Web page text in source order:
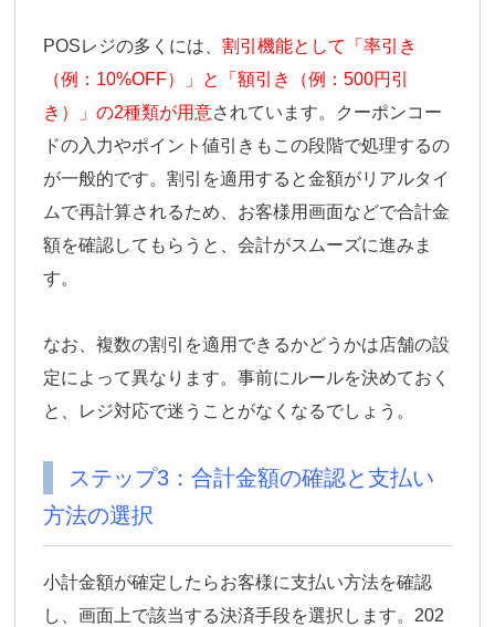
POSレジの多くには、割引機能として「率引き
（例：10%OFF）」と「額引き（例：500円引
き）」の2種類が用意されています。クーポンコー
ドの入力やポイント値引きもこの段階で処理するの
が一般的です。割引を適用すると金額がリアルタイ
ムで再計算されるため、お客様用画面などで合計金
額を確認してもらうと、会計がスムーズに進みま
す。
なお、複数の割引を適用できるかどうかは店舗の設
定によって異なります。事前にルールを決めておく
と、レジ対応で迷うことがなくなるでしょう。
ステップ3：合計金額の確認と支払い
方法の選択
小計金額が確定したらお客様に支払い方法を確認
し、画面上で該当する決済手段を選択します。202